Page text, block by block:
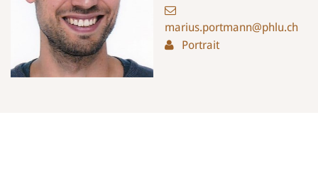
marius.portmann@phlu.ch
Portrait